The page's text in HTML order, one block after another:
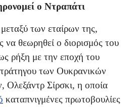
ο Ντραπάτι
των εταίρων της,
να θεωρηθεί ο διορισμός του
ρήξη με την εποχή του
των Ουκρανικών
Σίρσκι, η οποία
καταπνιγμένες πρωτοβουλίες